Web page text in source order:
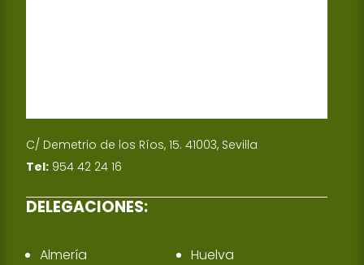
C/ Demetrio de los Ríos, 15. 41003, Sevilla
Tel: 954 42 24 16
DELEGACIONES:
Almería
Huelva